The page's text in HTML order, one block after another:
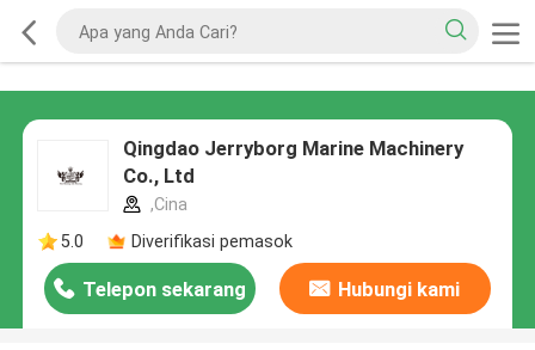
Qingdao Jerryborg Marine Machinery
Co., Ltd
,Cina
5.0
Diverifikasi pemasok
Telepon sekarang Hubungi kami